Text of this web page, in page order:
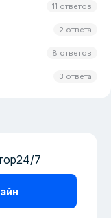
11 ответов
2 ответа
8 ответов
3 ответа
7